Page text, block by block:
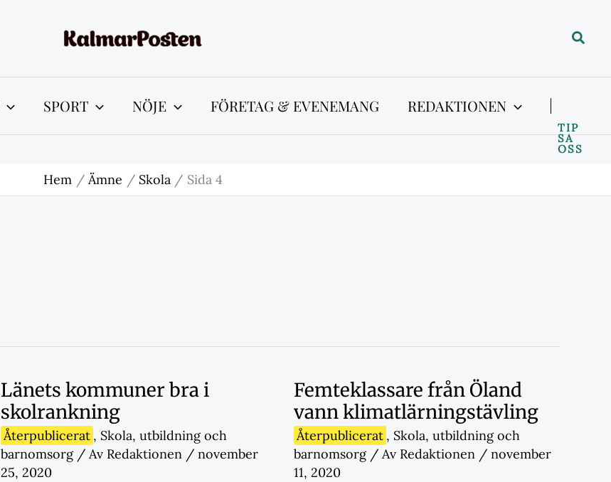
Sök
SPORT NÖJE FÖRETAG & EVENEMANG REDAKTIONEN
TIP
SA
OSS
Hem Ämne Skola Sida 4
Länets kommuner bra i
skolrankning
Återpublicerat , Skola, utbildning och
barnomsorg/ Av Redaktionen / november
25, 2020
Femteklassare från Öland
vann klimatlärningstävling
Återpublicerat , Skola, utbildning och
barnomsorg/ Av Redaktionen / november
11, 2020